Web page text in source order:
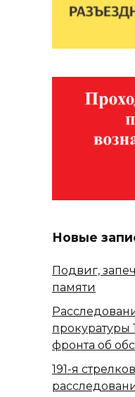
Новые
Подвиг,
памяти
прокуратуры
фронта об
191-я